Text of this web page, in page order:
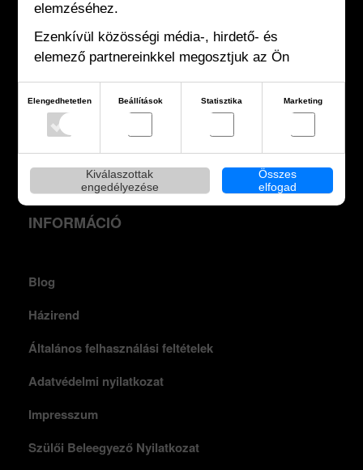
elemzéséhez.
Ezenkívül közösségi média-, hirdető- és
elemező partnereinkkel megosztjuk az Ön
kombinálhatják adatokat más olyan adatokkal,
amelyeket Ön adott meg számukra vagy az Ön
által használt más szolgáltatásokból gyűjtöttek.
Elengedhetetlen Beállítások Statisztika Marketing
Kiválaszottak
engedélyezése
Összes
elfogad
1073 Budapest, Erzsébet körút 30.
hello@fallost.hu
Papp Ildikó:
+36 20 414 1244
INFORMÁCIÓ
Blog
Házirend
Általános felhasználási feltételek
Adatvédelmi nyilatkozat
Impresszum
Szülői Beleegyező Nyilatkozat